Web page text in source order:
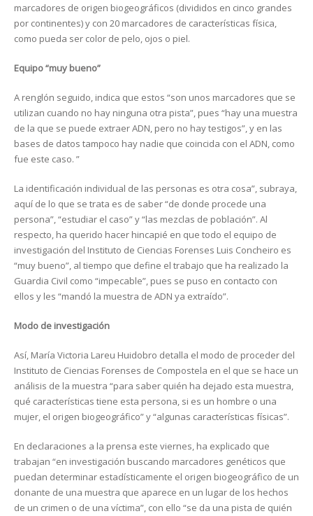
marcadores de origen biogeográficos (divididos en cinco grandes
por continentes) y con 20 marcadores de características física,
como pueda ser color de pelo, ojos o piel.
Equipo “muy bueno”
A renglón seguido, indica que estos “son unos marcadores que se
utilizan cuando no hay ninguna otra pista”, pues “hay una muestra
de la que se puede extraer ADN, pero no hay testigos”, y en las
bases de datos tampoco hay nadie que coincida con el ADN, como
fue este caso. ”
La identificación individual de las personas es otra cosa”, subraya,
aquí de lo que se trata es de saber “de donde procede una
persona”, “estudiar el caso” y “las mezclas de población”. Al
respecto, ha querido hacer hincapié en que todo el equipo de
investigación del Instituto de Ciencias Forenses Luis Concheiro es
“muy bueno”, al tiempo que define el trabajo que ha realizado la
Guardia Civil como “impecable”, pues se puso en contacto con
ellos y les “mandó la muestra de ADN ya extraído”.
Modo de investigación
Así, María Victoria Lareu Huidobro detalla el modo de proceder del
Instituto de Ciencias Forenses de Compostela en el que se hace un
análisis de la muestra “para saber quién ha dejado esta muestra,
qué características tiene esta persona, si es un hombre o una
mujer, el origen biogeográfico” y “algunas características físicas”.
En declaraciones a la prensa este viernes, ha explicado que
trabajan “en investigación buscando marcadores genéticos que
puedan determinar estadísticamente el origen biogeográfico de un
donante de una muestra que aparece en un lugar de los hechos
de un crimen o de una víctima”, con ello “se da una pista de quién